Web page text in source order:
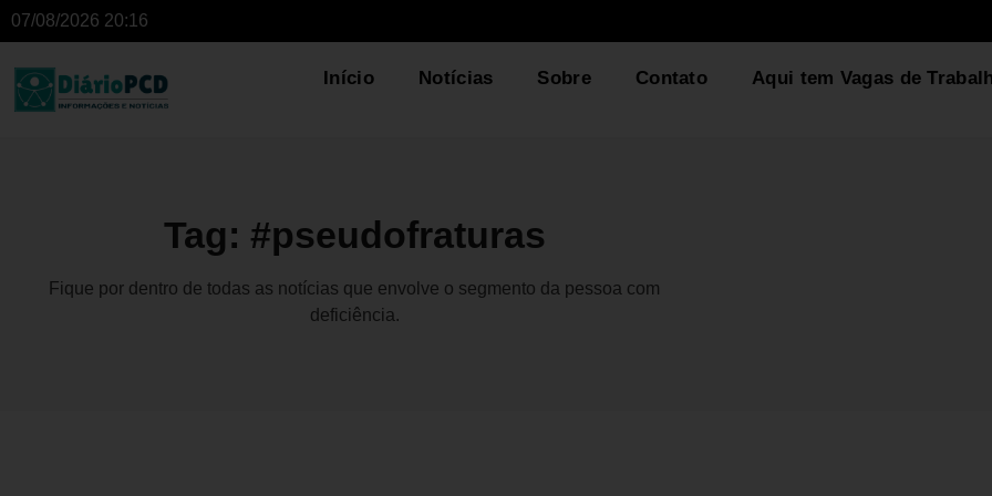
07/08/2026 20:16
Início Notícias Sobre Contato Aqui tem Vagas de
Tag: #pseudofraturas
Fique por dentro de todas as notícias que envolve o segmento da pessoa com
deficiência.